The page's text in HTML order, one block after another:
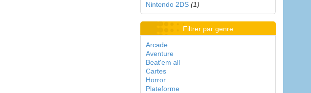
Nintendo 2DS (1)
Filtrer par genre
Arcade
Aventure
Beat'em all
Cartes
Horror
Plateforme